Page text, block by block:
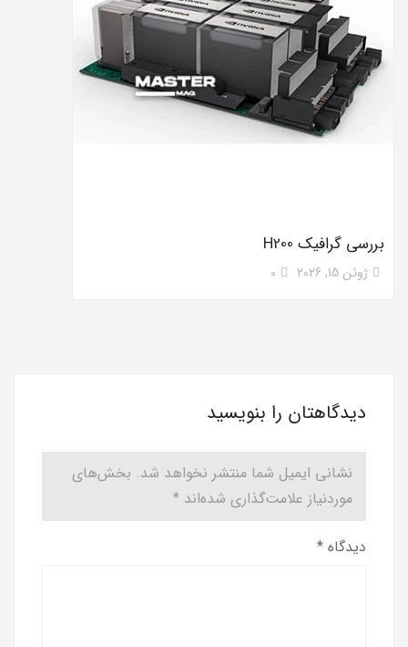
بررسی گرافیک H200
ژوئن 15, 2026 0
دیدگاهتان را بنویسید
نشانی ایمیل شما منتشر نخواهد شد. بخش‌های
موردنیاز علامت‌گذاری شده‌اند *
دیدگاه *